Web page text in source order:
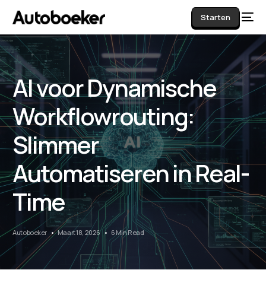
Starten
AI voor Dynamische
Workflowrouting:
Slimmer
Automatiseren in Real-
Time
Autoboeker Maart 18, 2026 6 Min Read
AI